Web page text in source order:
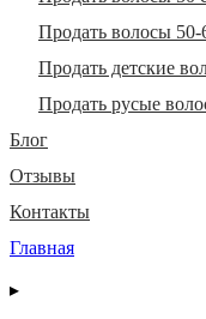
Продать волосы 50-
Продать детские
Продать русые
Блог
Отзывы
Контакты
Главная
▸